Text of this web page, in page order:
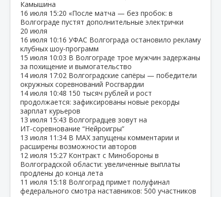
Камышина
16 июля 15:20 «После матча — без пробок: в
Волгограде пустят дополнительные электрички
20 июля
16 июля 10:16 УФАС Волгограда остановило рекламу
клубных шоу‑программ
15 июля 10:03 В Волгограде трое мужчин задержаны
за похищение и вымогательство
14 июля 17:02 Волгоградские сапёры — победители
окружных соревнований Росгвардии
14 июля 10:48 150 тысяч рублей и рост
продолжается: зафиксированы новые рекорды
зарплат курьеров
13 июля 15:43 Волгоградцев зовут на
ИТ‑соревнование “Нейроигры”
13 июля 11:34 В МАХ запущены комментарии и
расширены возможности авторов
12 июля 15:27 Контракт с Минобороны в
Волгоградской области: увеличенные выплаты
продлены до конца лета
11 июля 15:18 Волгоград примет полуфинал
федерального смотра наставников: 500 участников